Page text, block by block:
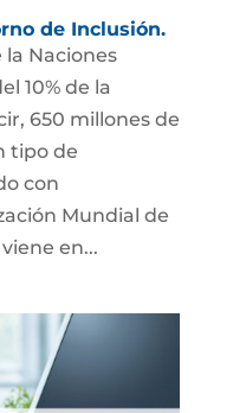
de Inclusión.
la Naciones
10% de la
650 millones de
tipo de
con
Mundial de
en...